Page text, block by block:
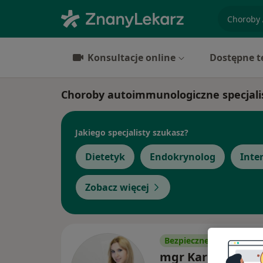
Konsultacje online Dostępne
Choroby autoimmunologiczne
Jakiego specjalisty szukasz?
Dietetyk Endokrynolog
Zobacz więcej
Bezpieczne płatności
mgr Karina